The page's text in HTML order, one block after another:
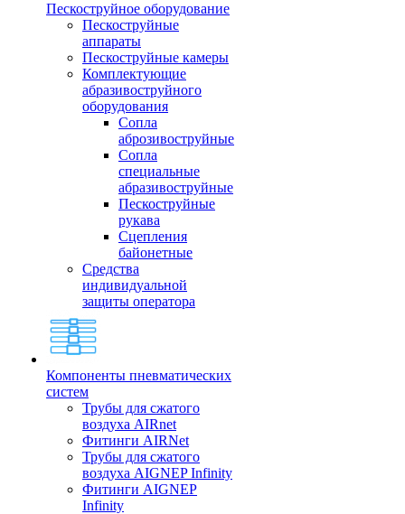
Пескоструйное оборудование
Пескоструйные
аппараты
Пескоструйные камеры
Комплектующие
абразивоструйного
оборудования
Сопла
аброзивоструйные
Сопла
специальные
абразивоструйные
Пескоструйные
рукава
Сцепления
байонетные
Средства
индивидуальной
защиты оператора
Компоненты пневматических
систем
Трубы для сжатого
воздуха AIRnet
Фитинги AIRNet
Трубы для сжатого
воздуха AIGNEP Infinity
Фитинги AIGNEP
Infinity